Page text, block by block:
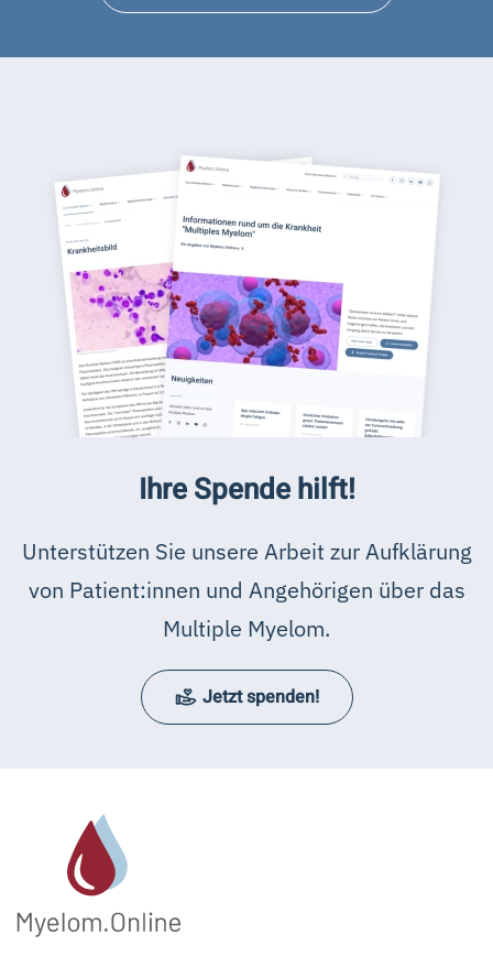
Ihre Spende hilft!
Unterstützen Sie unsere Arbeit zur Aufklärung
von Patient:innen und Angehörigen über das
Multiple Myelom.
Jetzt spenden!